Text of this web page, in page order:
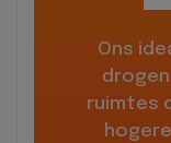
Ons
ruimtes